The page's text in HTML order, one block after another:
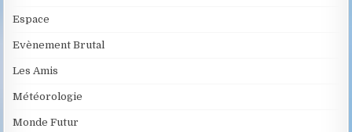
Espace
Evènement Brutal
Les Amis
Météorologie
Monde Futur